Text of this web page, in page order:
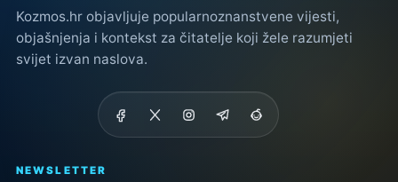
Kozmos.hr objavljuje popularnoznanstvene vijesti,
objašnjenja i kontekst za čitatelje koji žele razumjeti
svijet izvan naslova.
NEWSLETTER